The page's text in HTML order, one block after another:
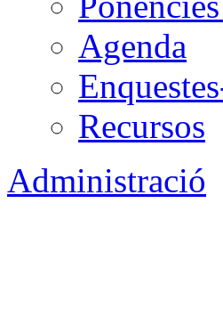
Agenda
Recursos
Administració